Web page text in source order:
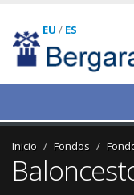
EU / ES
Inicio Fondos